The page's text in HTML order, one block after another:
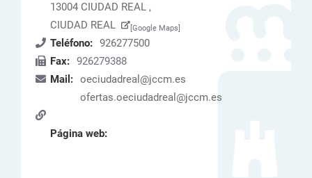
13004 CIUDAD REAL ,
CIUDAD REAL
[Google Maps]
Teléfono: 926277500
Fax: 926279388
Mail: oeciudadreal@jccm.es
ofertas.oeciudadreal@jccm.es
Página web: